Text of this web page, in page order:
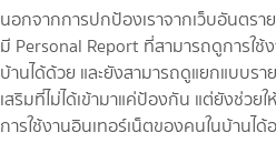
นอกจากการปกป้องเราจากเว็บอันตรา
มี Personal Report ที่สามารถดูการใ
บ้านได้ด้วย และยังสามารถดูแยกแบบรา
เสริมที่ไม่ได้เข้ามาแค่ป้องกัน แต่ยังช่วย
การใช้งานอินเทอร์เน็ตของคนในบ้านไ